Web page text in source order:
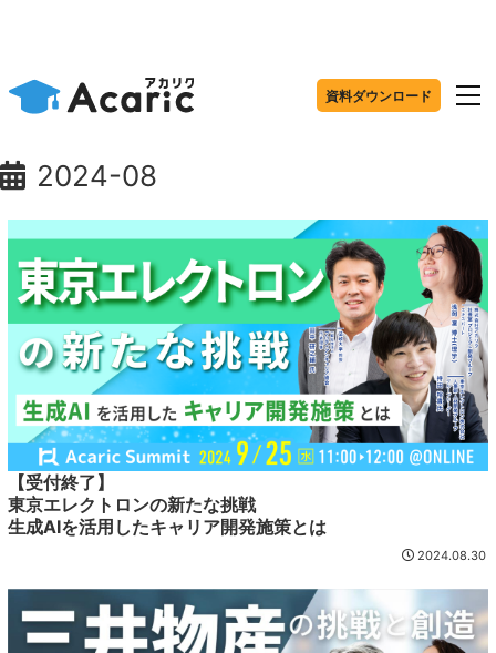
資料ダウンロード
2024-08
【受付終了】
東京エレクトロンの新たな挑戦
生成AIを活用したキャリア開発施策とは
2024.08.30